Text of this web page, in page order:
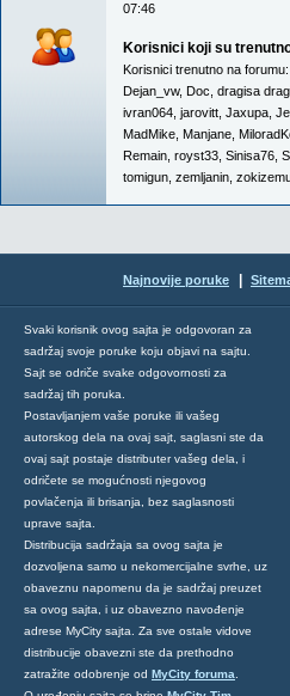
07:46
Korisnici koji su
Korisnici trenutno na forumu:
Dejan_vw, Doc dragisa
ivran064 jarovitt Jaxupa
MadMike Manjane
Remain royst33 Sinisa76
tomigun zemljanin
Najnovije poruke
Svaki korisnik ovog sajta je odgovoran za
sadržaj svoje poruke koju objavi na sajtu.
Sajt se odriče svake odgovornosti za
sadržaj tih poruka.
Postavljanjem vaše poruke ili vašeg
autorskog dela na ovaj sajt, saglasni ste da
ovaj sajt postaje distributer vašeg dela, i
odričete se mogućnosti njegovog
povlačenja ili brisanja, bez saglasnosti
uprave sajta.
Distribucija sadržaja sa ovog sajta je
dozvoljena samo u nekomercijalne svrhe, uz
obaveznu napomenu da je sadržaj preuzet
sa ovog sajta, i uz obavezno navođenje
adrese MyCity sajta. Za sve ostale vidove
distribucije obavezni ste da prethodno
zatražite odobrenje od MyCity foruma